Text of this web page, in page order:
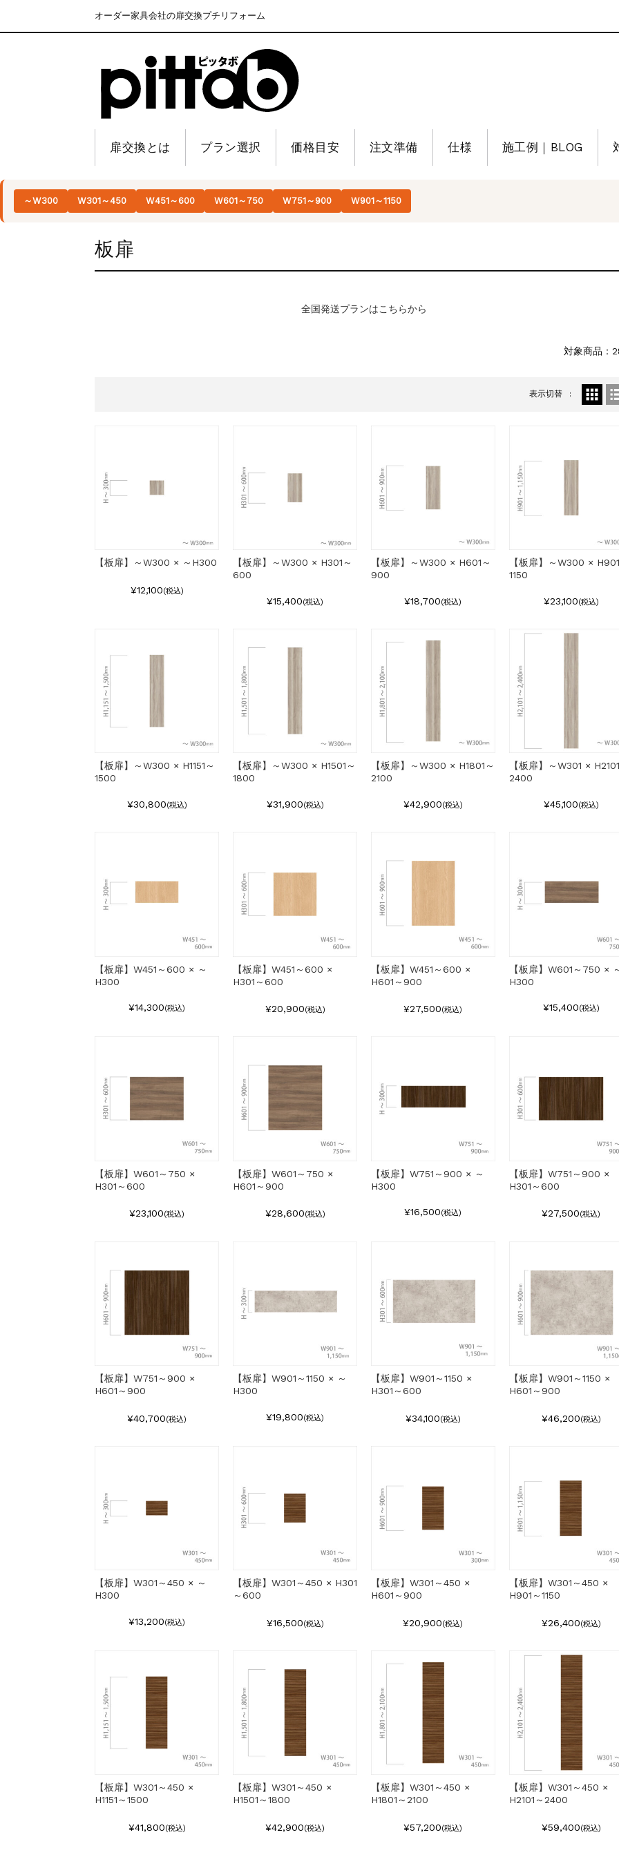
オーダー家具会社の扉交換プチリフォーム
扉交換とは プラン選択 価格目安 注文準備 仕様 施工例｜BLOG
～W300 W301～450 W451～600 W601～750 W751～900 W901～1150
板扉
全国発送プランはこちらから
対象商品：
表示切替
【板扉】～W300 × ～H300
¥12,100(税込)
【板扉】～W300 × H301～
600
¥15,400(税込)
【板扉】～W300 × H601～
900
¥18,700(税込)
【板扉】～W300 ×
1150
¥23,100(税込)
【板扉】～W300 × H1151～
1500
¥30,800(税込)
【板扉】～W300 × H1501～
1800
¥31,900(税込)
【板扉】～W300 × H1801～
2100
¥42,900(税込)
【板扉】～W301 ×
2400
¥45,100(税込)
【板扉】W451～600 × ～
H300
¥14,300(税込)
【板扉】W451～600 ×
H301～600
¥20,900(税込)
【板扉】W451～600 ×
H601～900
¥27,500(税込)
【板扉】W601～750 ×
H300
¥15,400(税込)
【板扉】W601～750 ×
H301～600
¥23,100(税込)
【板扉】W601～750 ×
H601～900
¥28,600(税込)
【板扉】W751～900 × ～
H300
¥16,500(税込)
【板扉】W751～900 ×
H301～600
¥27,500(税込)
【板扉】W751～900 ×
H601～900
¥40,700(税込)
【板扉】W901～1150 × ～
H300
¥19,800(税込)
【板扉】W901～1150 ×
H301～600
¥34,100(税込)
【板扉】W901～1150 ×
H601～900
¥46,200(税込)
【板扉】W301～450 × ～
H300
¥13,200(税込)
【板扉】W301～450 × H301
～600
¥16,500(税込)
【板扉】W301～450 ×
H601～900
¥20,900(税込)
【板扉】W301～450 ×
H901～1150
¥26,400(税込)
【板扉】W301～450 ×
H1151～1500
¥41,800(税込)
【板扉】W301～450 ×
H1501～1800
¥42,900(税込)
【板扉】W301～450 ×
H1801～2100
¥57,200(税込)
【板扉】W301～450 ×
H2101～2400
¥59,400(税込)